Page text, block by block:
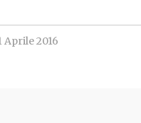
Aprile 2016